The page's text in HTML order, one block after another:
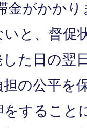
金がかか
と、督促
た日の翌
の公平を
すること